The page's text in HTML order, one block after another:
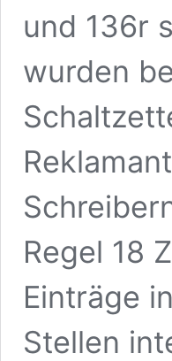
und 136r
wurden
Regel 18
Einträge
Stellen